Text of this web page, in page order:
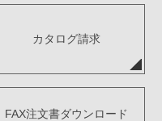
カタログ請求
FAX注文書ダウンロード